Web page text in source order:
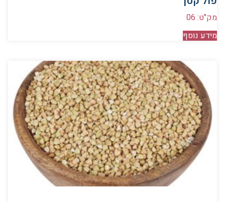
מק"ט: 06
מידע נוסף